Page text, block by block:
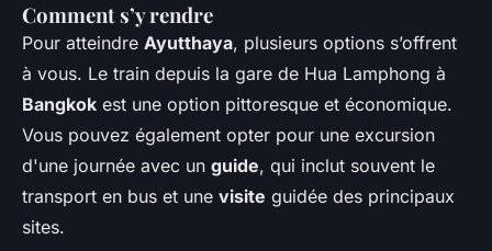
Comment s’y rendre
Pour atteindre Ayutthaya, plusieurs options s’offrent
à vous. Le train depuis la gare de Hua Lamphong à
Bangkok est une option pittoresque et économique.
Vous pouvez également opter pour une excursion
d'une journée avec un guide, qui inclut souvent le
transport en bus et une visite guidée des principaux
sites.